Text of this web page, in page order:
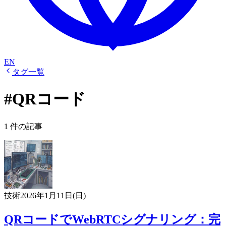
EN
タグ一覧
#QRコード
1 件の記事
技術2026年1月11日(日)
QRコードでWebRTCシグナリング：完